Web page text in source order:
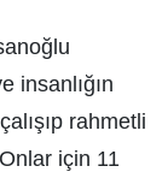
insanlığın
rahmetli
için 11